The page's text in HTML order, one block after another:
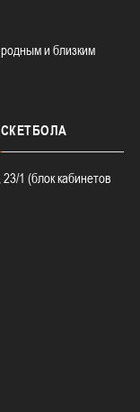
и близким
1 (блок кабинетов